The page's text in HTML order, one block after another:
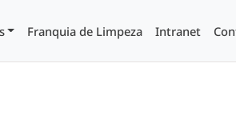
Franquia de Limpeza Intranet